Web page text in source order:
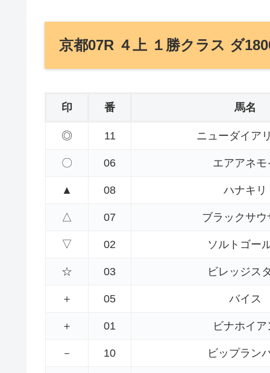
京都07R ４上 １勝クラス ダ
印 番 馬名
◎ 11 ニューダイア
〇 06 エアアネモ
▲ 08 ハナキリ
△ 07 ブラックサウ
▽ 02 ソルトゴー
☆ 03 ビレッジス
＋ 05 バイス
＋ 01 ビナホイア
－ 10 ビップラン